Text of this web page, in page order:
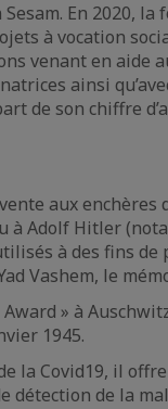
En 2020,
à vocation
venant en aide
ainsi
de son chiffre
aux
Adolf Hitler
à des fins
Vashem, le
» à
1945.
la Covid19, il
détection de la